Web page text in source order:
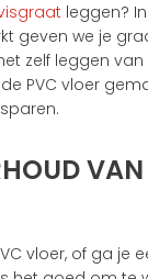
leggen?
geven we je
zelf leggen van
PVC vloer
vloer, of ga je